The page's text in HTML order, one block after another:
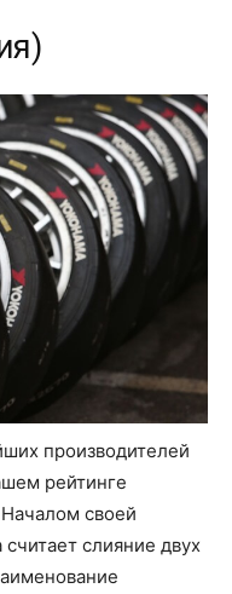
производителей
рейтинге
своей
слияние двух